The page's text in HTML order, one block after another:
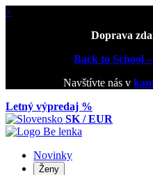
×
Doprava
Back to School
Navštívte nás v
Letný výpredaj %
SK / EUR
Novinky
Ženy